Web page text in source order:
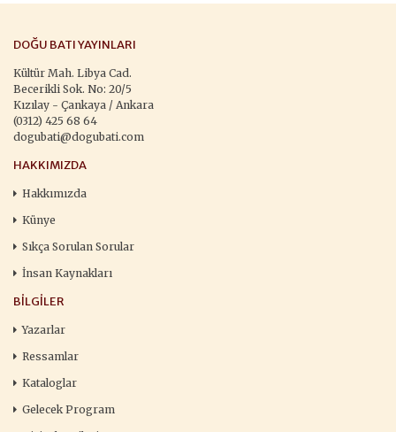
DOĞU BATI YAYINLARI
Kültür Mah. Libya Cad.
Becerikli Sok. No: 20/5
Kızılay - Çankaya / Ankara
(0312) 425 68 64
dogubati@dogubati.com
HAKKIMIZDA
Hakkımızda
Künye
Sıkça Sorulan Sorular
İnsan Kaynakları
BILGILER
Yazarlar
Ressamlar
Kataloglar
Gelecek Program